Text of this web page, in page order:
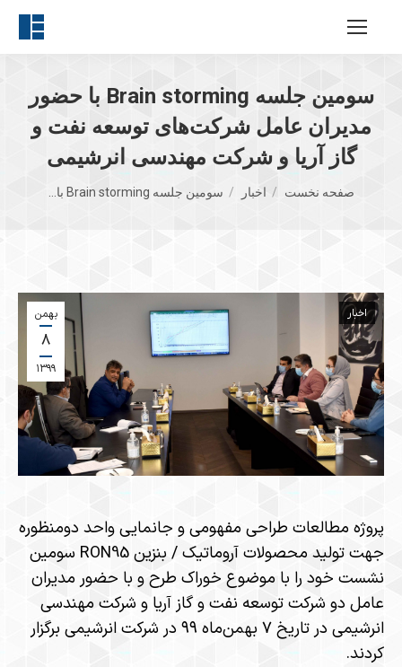
سومین جلسه Brain storming با حضور
مدیران عامل شرکت‌های توسعه نفت و
گاز آریا و شرکت مهندسی انرشیمی
مکان شما:
صفحه نخست اخبار سومین جلسه Brain storming با…
بهمن
۸
۱۳۹۹
اخبار
پروژه مطالعات طراحی مفهومی و جانمایی واحد دومنظوره
جهت تولید محصولات آروماتیک / بنزین RON95 سومین
نشست خود را با موضوع خوراک طرح و با حضور مدیران
عامل دو شرکت توسعه نفت و گاز آریا و شرکت مهندسی
انرشیمی در تاریخ ۷ بهمن‌ماه ۹۹ در شرکت انرشیمی برگزار
کردند.